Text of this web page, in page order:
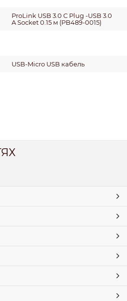
ProLink USB 3.0 C Plug -USB 3.0
A Socket 0.15 м (PB489-0015)
USB-Micro USB кабель